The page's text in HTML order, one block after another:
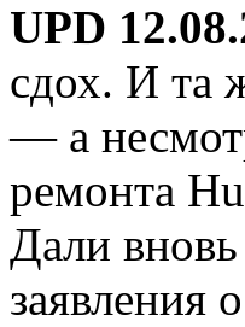
UPD
сдох. И та
— а
ремонта
Дали
заявления